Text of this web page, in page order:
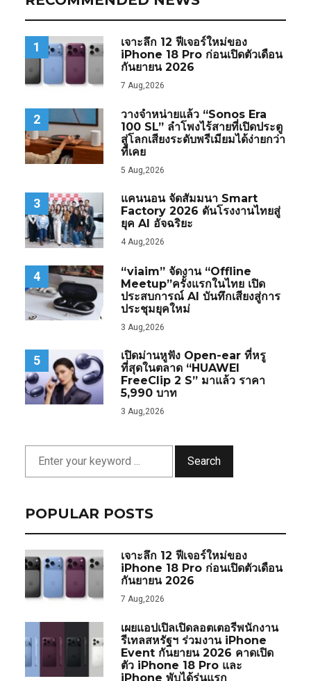
1
เจาะลึก 12 ฟีเจอร์ใหม่ของ
iPhone 18 Pro ก่อนเปิดตัวเดือน
กันยายน 2026
7 Aug,2026
2
วางจำหน่ายแล้ว “Sonos Era
100 SL” ลำโพงไร้สายที่เปิดประตู
สู่โลกเสียงระดับพรีเมียมได้ง่ายกว่า
ที่เคย
5 Aug,2026
3
แคนนอน จัดสัมมนา Smart
Factory 2026 ดันโรงงานไทยสู่
ยุค AI อัจฉริยะ
4 Aug,2026
4
“viaim” จัดงาน “Offline
Meetup”ครั้งแรกในไทย เปิด
ประสบการณ์ AI บันทึกเสียงสู่การ
ประชุมยุคใหม่
3 Aug,2026
5
เปิดม่านหูฟัง Open-ear ที่หรู
ที่สุดในตลาด “HUAWEI
FreeClip 2 S” มาแล้ว ราคา
5,990 บาท
3 Aug,2026
Search
POPULAR POSTS
เจาะลึก 12 ฟีเจอร์ใหม่ของ
iPhone 18 Pro ก่อนเปิดตัวเดือน
กันยายน 2026
7 Aug,2026
เผยแอปเปิลเปิดลอตเตอรีพนักงาน
รีเทลสหรัฐฯ ร่วมงาน iPhone
Event กันยายน 2026 คาดเปิด
ตัว iPhone 18 Pro และ
iPhone พับได้รุ่นแรก